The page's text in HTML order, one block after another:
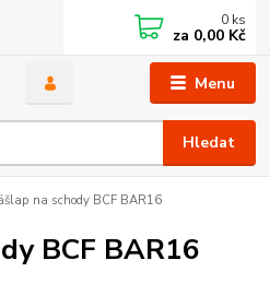
Menu
Hledat
0 ks
za 0,00 Kč
na schody BCF BAR16
BCF BAR16